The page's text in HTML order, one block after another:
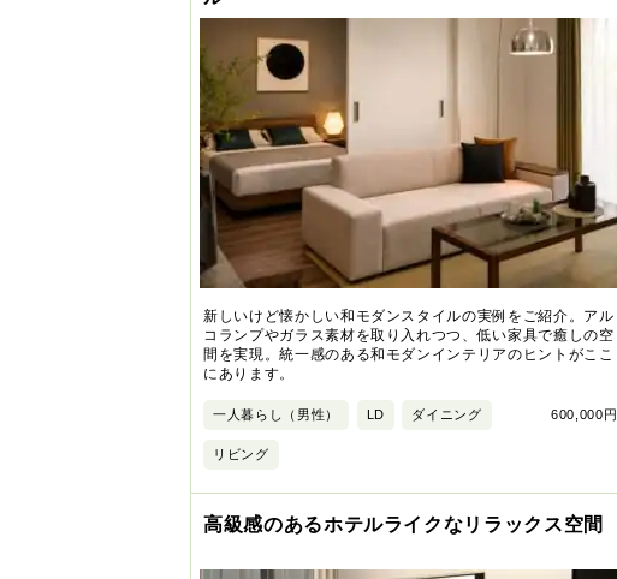
新しいけど懐かしい和モダンスタイルの実例をご紹介。アル
コランプやガラス素材を取り入れつつ、低い家具で癒しの空
間を実現。統一感のある和モダンインテリアのヒントがここ
にあります。
600,000円
一人暮らし（男性） LD ダイニング
リビング
高級感のあるホテルライクなリラックス空間